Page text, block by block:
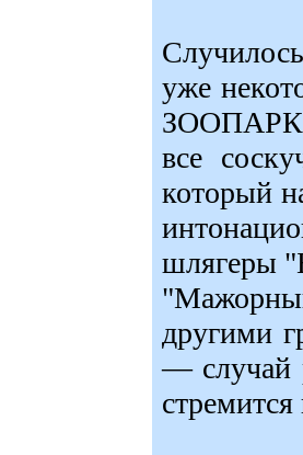
уже
ЗООПАРКЕ
все
который
шлягеры
другими
— случай